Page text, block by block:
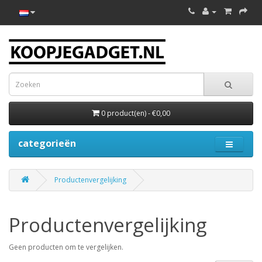
0 product(en) - €0,00
categorieën
Productenvergelijking
Productenvergelijking
Geen producten om te vergelijken.